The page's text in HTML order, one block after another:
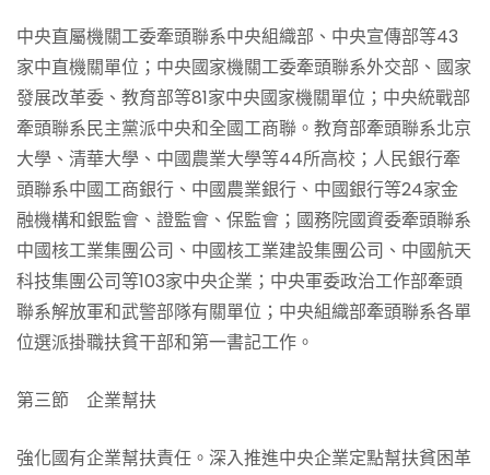
中央直屬機關工委牽頭聯系中央組織部、中央宣傳部等43
家中直機關單位；中央國家機關工委牽頭聯系外交部、國家
發展改革委、教育部等81家中央國家機關單位；中央統戰部
牽頭聯系民主黨派中央和全國工商聯。教育部牽頭聯系北京
大學、清華大學、中國農業大學等44所高校；人民銀行牽
頭聯系中國工商銀行、中國農業銀行、中國銀行等24家金
融機構和銀監會、證監會、保監會；國務院國資委牽頭聯系
中國核工業集團公司、中國核工業建設集團公司、中國航天
科技集團公司等103家中央企業；中央軍委政治工作部牽頭
聯系解放軍和武警部隊有關單位；中央組織部牽頭聯系各單
位選派掛職扶貧干部和第一書記工作。
第三節 企業幫扶
強化國有企業幫扶責任。深入推進中央企業定點幫扶貧困革